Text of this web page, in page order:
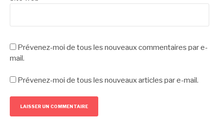
Prévenez-moi de tous les nouveaux commentaires par e-
mail.
Prévenez-moi de tous les nouveaux articles par e-mail.